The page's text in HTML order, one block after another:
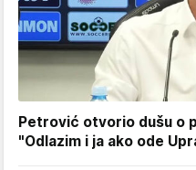
Petrović otvorio dušu o
"Odlazim i ja ako ode